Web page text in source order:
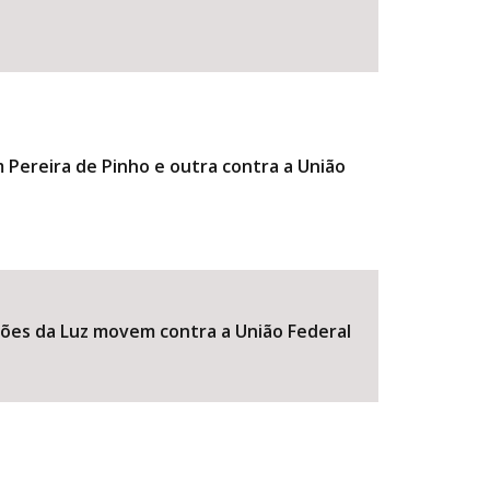
Pereira de Pinho e outra contra a União
da Luz movem contra a União Federal